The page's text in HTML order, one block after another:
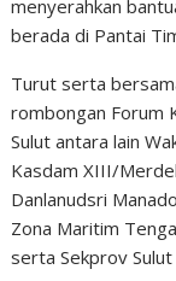
menyerahkan
berada di Pantai
Turut serta
rombongan Forum
Sulut antara lain
Kasdam XIII/
Danlanudsri
Zona Maritim
serta Sekprov Sulut